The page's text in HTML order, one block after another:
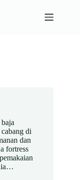
di
dan
fortress